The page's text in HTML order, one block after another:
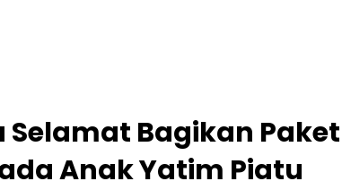
Selamat Bagikan Paket
Anak Yatim Piatu